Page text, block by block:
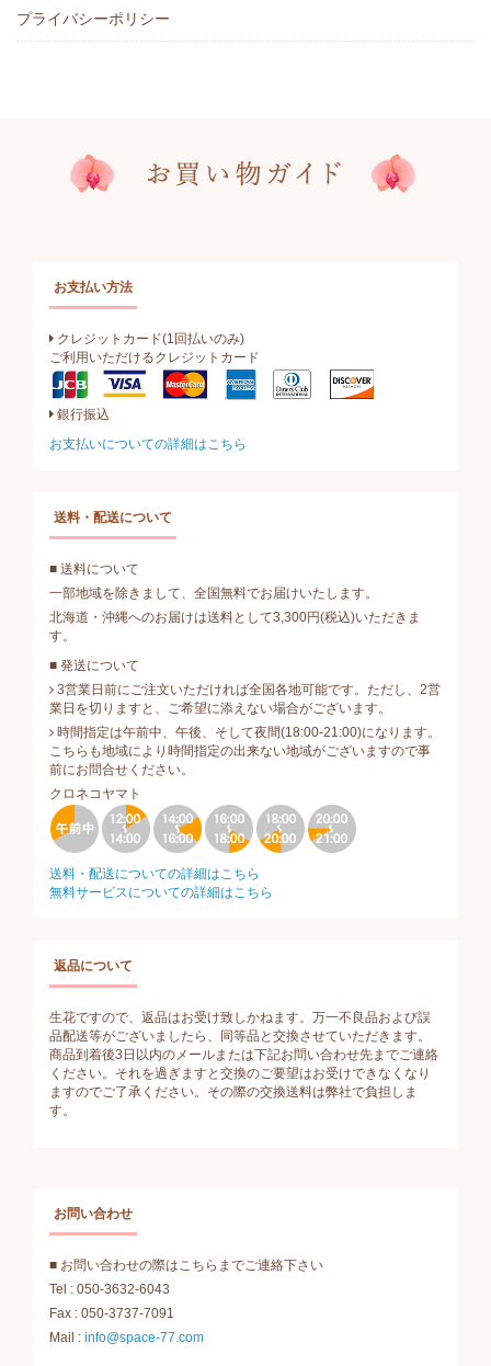
プライバシーポリシー
お支払い方法
クレジットカード(1回払いのみ)
ご利用いただけるクレジットカード
銀行振込
お支払いについての詳細はこちら
送料・配送について
■ 送料について
一部地域を除きまして、全国無料でお届けいたします。
北海道・沖縄へのお届けは送料として3,300円(税込)いただきま
す。
■ 発送について
3営業日前にご注文いただければ全国各地可能です。ただし、2営
業日を切りますと、ご希望に添えない場合がございます。
時間指定は午前中、午後、そして夜間(18:00-21:00)になります。
こちらも地域により時間指定の出来ない地域がございますので事
前にお問合せください。
クロネコヤマト
送料・配送についての詳細はこちら
無料サービスについての詳細はこちら
返品について
生花ですので、返品はお受け致しかねます。万一不良品および誤
品配送等がございましたら、同等品と交換させていただきます。
商品到着後3日以内のメールまたは下記お問い合わせ先までご連絡
ください。それを過ぎますと交換のご要望はお受けできなくなり
ますのでご了承ください。その際の交換送料は弊社で負担しま
す。
お問い合わせ
■ お問い合わせの際はこちらまでご連絡下さい
Tel : 050-3632-6043
Fax : 050-3737-7091
Mail : info@space-77.com